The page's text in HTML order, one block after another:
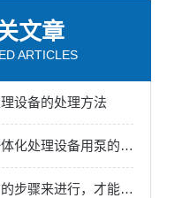
文章
ARTICLES
设备的处理方法
服务区污水一体化处理设备用泵的结构原理和特性
只有按照正确的步骤来进行，才能保证加药装置的正常运行